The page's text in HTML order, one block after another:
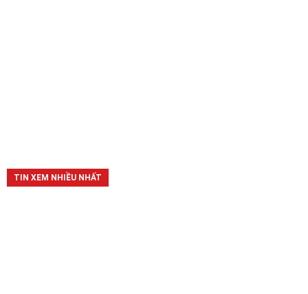
TIN XEM NHIỀU NHẤT